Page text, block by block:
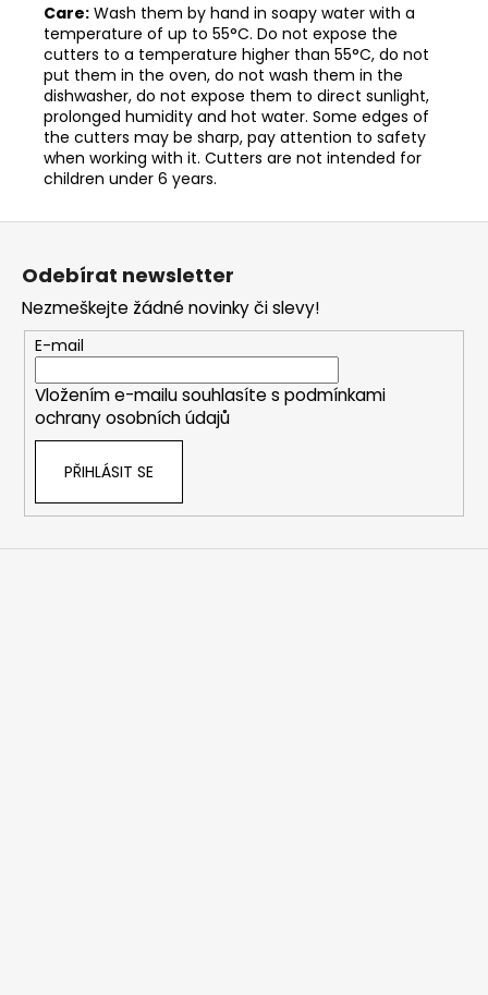
Care: Wash them by hand in soapy water with a
temperature of up to 55°C. Do not expose the
cutters to a temperature higher than 55°C, do not
put them in the oven, do not wash them in the
dishwasher, do not expose them to direct sunlight,
prolonged humidity and hot water. Some edges of
the cutters may be sharp, pay attention to safety
when working with it. Cutters are not intended for
children under 6 years.
Z
Odebírat newsletter
Nezmeškejte žádné novinky či slevy!
E-mail
Vložením e-mailu souhlasíte s podmínkami
ochrany osobních údajů
PŘIHLÁSIT SE